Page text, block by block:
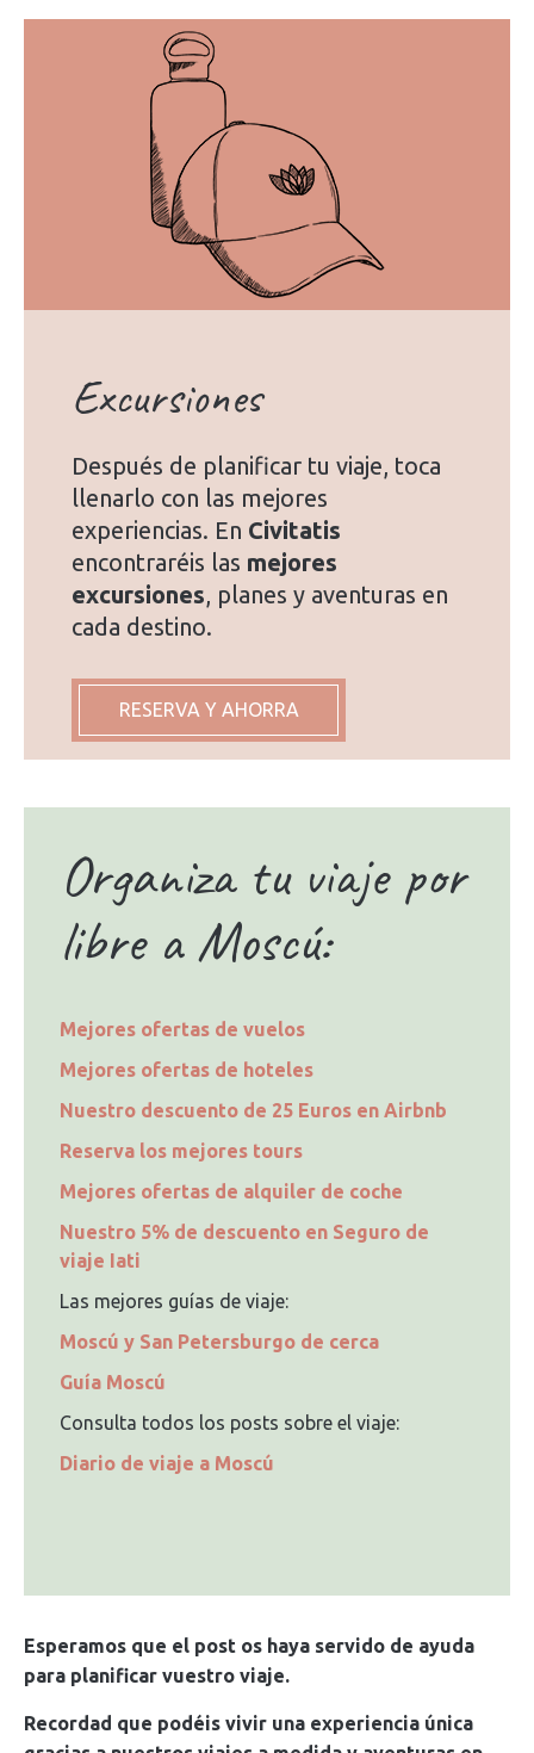
Excursiones
Después de planificar tu viaje, toca
llenarlo con las mejores
experiencias. En Civitatis
encontraréis las mejores
excursiones, planes y aventuras en
cada destino.
RESERVA Y AHORRA
Organiza tu viaje por
libre a Moscú:
Mejores ofertas de vuelos
Mejores ofertas de hoteles
Nuestro descuento de 25 Euros en Airbnb
Reserva los mejores tours
Mejores ofertas de alquiler de coche
Nuestro 5% de descuento en Seguro de
viaje Iati
Las mejores guías de viaje:
Moscú y San Petersburgo de cerca
Guía Moscú
Consulta todos los posts sobre el viaje:
Diario de viaje a Moscú
Esperamos que el post os haya servido de ayuda
para planificar vuestro viaje.
Recordad que podéis vivir una experiencia única